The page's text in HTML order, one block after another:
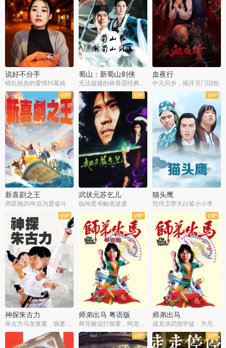
说好不分手
错乱纷杂的爱情纠葛戏
蜀山：新蜀山剑侠
无法超越的林青霞经典角色
血夜行
中元归乡，揭开灭门旧怨
新喜剧之王
周星驰20年后为爱奋斗
武状元苏乞儿
纨绔星爷触底逆袭
猫头鹰
神探朱古力
朱古力乌龙查案，疯婆子神助攻
师弟出马 粤语版
师兄被迫打假赛，阿龙追查斗黑帮
师弟出马
成龙演武馆学徒，为兄搏命战黑道